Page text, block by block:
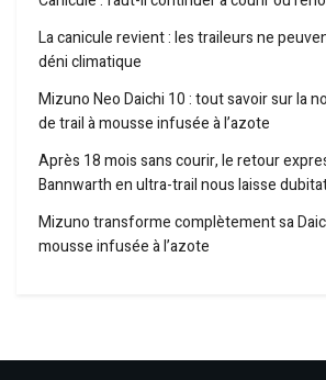
La canicule revient : les traileurs ne
déni climatique
Mizuno Neo Daichi 10 : tout savoir sur la
de trail à mousse infusée à l’azote
Après 18 mois sans courir, le retour
Bannwarth en ultra-trail nous laisse
Mizuno transforme complètement sa
mousse infusée à l’azote